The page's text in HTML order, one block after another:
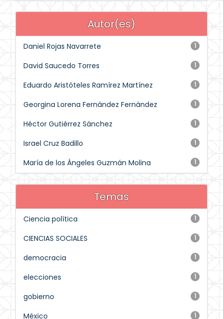
Autor(es)
1
Daniel Rojas Navarrete
1
David Saucedo Torres
1
Eduardo Aristóteles Ramírez Martínez
1
Georgina Lorena Fernández Fernández
1
Héctor Gutiérrez Sánchez
1
Israel Cruz Badillo
1
María de los Ángeles Guzmán Molina
Temas
1
Ciencia política
1
CIENCIAS SOCIALES
1
democracia
1
elecciones
1
gobierno
1
México